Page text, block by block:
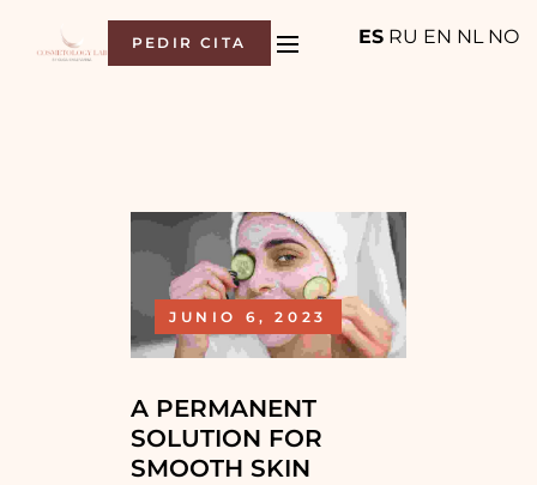
PEDIR CITA
JUNIO 6, 2023
A PERMANENT
SOLUTION FOR
SMOOTH SKIN
ES RU EN NL NO